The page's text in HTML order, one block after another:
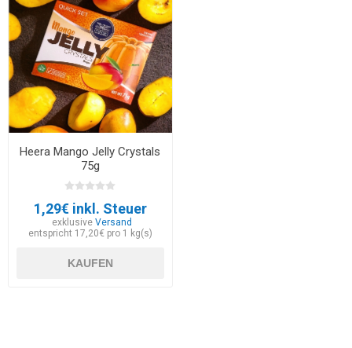
Heera Mango Jelly Crystals
75g
1,29€ inkl. Steuer
exklusiveVersand
entspricht 17,20€ pro 1 kg(s)
KAUFEN